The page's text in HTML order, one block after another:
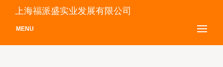
上海福派盛实业发展有限公司
MENU